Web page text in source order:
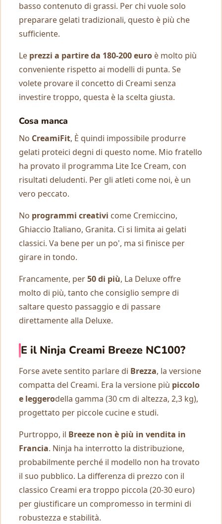
basso contenuto di grassi. Per chi vuole solo
preparare gelati tradizionali, questo è più che
sufficiente.
Le prezzi a partire da 180-200 euro è molto più
conveniente rispetto ai modelli di punta. Se
volete provare il concetto di Creami senza
investire troppo, questa è la scelta giusta.
Cosa manca
No CreamiFit, È quindi impossibile produrre
gelati proteici degni di questo nome. Mio fratello
ha provato il programma Lite Ice Cream, con
risultati deludenti. Per gli atleti come noi, è un
vero peccato.
No programmi creativi come Cremiccino,
Ghiaccio Italiano, Granita. Ci si limita ai gelati
classici. Va bene per un po', ma si finisce per
girare in tondo.
Francamente, per50 di più, La Deluxe offre
molto di più, tanto che consiglio sempre di
saltare questo passaggio e di passare
direttamente alla Deluxe.
E il Ninja Creami Breeze NC100?
Forse avete sentito parlare di Brezza, la versione
compatta del Creami. Era la versione più piccolo
e leggerodella gamma (30 cm di altezza, 2,3 kg),
progettato per piccole cucine e studi.
Purtroppo, il Breeze non è più in vendita in
Francia. Ninja ha interrotto la distribuzione,
probabilmente perché il modello non ha trovato
il suo pubblico. La differenza di prezzo con il
classico Creami era troppo piccola (20-30 euro)
per giustificare un compromesso in termini di
robustezza e stabilità.